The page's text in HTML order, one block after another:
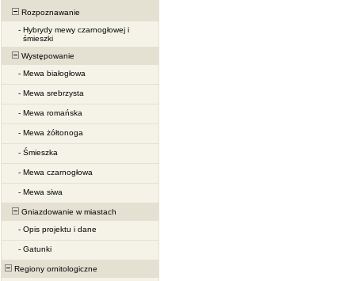
Rozpoznawanie
- Hybrydy mewy czarnogłowej i
śmieszki
Występowanie
- Mewa białogłowa
- Mewa srebrzysta
- Mewa romańska
- Mewa żółtonoga
- Śmieszka
- Mewa czarnogłowa
- Mewa siwa
Gniazdowanie w miastach
- Opis projektu i dane
- Gatunki
Regiony ornitologiczne